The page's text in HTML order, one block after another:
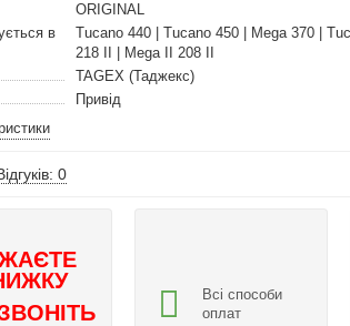
ORIGINAL
в
Tucano 440 | Tucano 450 | Mega 370 |
218 II | Mega II 208 II
TAGEX (Таджекс)
Привід
0
Всі способи
оплат